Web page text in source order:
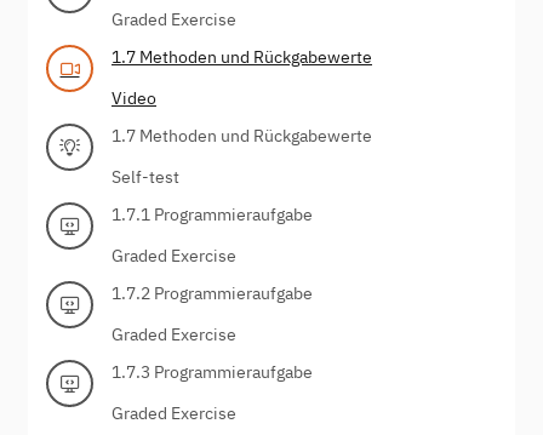
Graded Exercise
1.7 Methoden und Rückgabewerte
Video
1.7 Methoden und Rückgabewerte
Self-test
1.7.1 Programmieraufgabe
Graded Exercise
1.7.2 Programmieraufgabe
Graded Exercise
1.7.3 Programmieraufgabe
Graded Exercise